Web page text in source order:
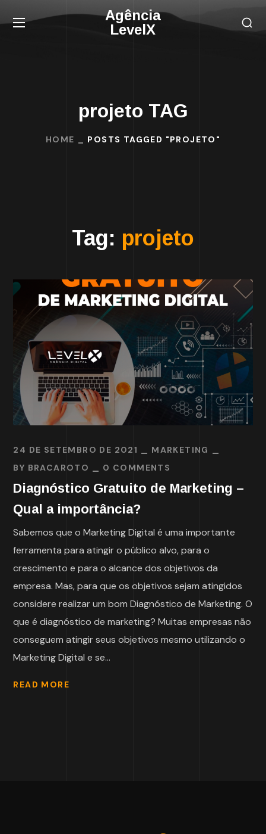
Agência
LevelX
projeto TAG
HOME POSTS TAGGED "PROJETO"
Tag: projeto
24 DE SETEMBRO DE 2021
MARKETING
BY BRACAROTO 0 COMMENTS
Diagnóstico Gratuito de Marketing –
Qual a importância?
Sabemos que o Marketing Digital é uma importante
ferramenta para atingir o público alvo, para o
crescimento e para o alcance dos objetivos da
empresa. Mas, para que os objetivos sejam atingidos
considere realizar um bom Diagnóstico de Marketing. O
que é diagnóstico de marketing? Muitas empresas não
conseguem atingir seus objetivos mesmo utilizando o
Marketing Digital e se...
READ MORE